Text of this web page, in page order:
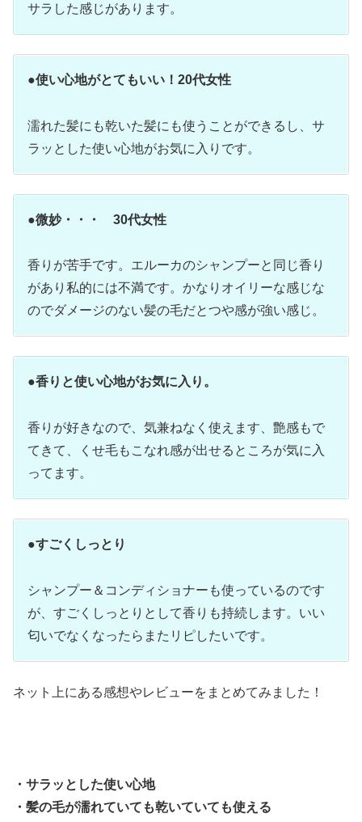
サラした感じがあります。
●使い心地がとてもいい！20代女性
濡れた髪にも乾いた髪にも使うことができるし、サ
ラッとした使い心地がお気に入りです。
●微妙・・・ 30代女性
香りが苦手です。エルーカのシャンプーと同じ香り
があり私的には不満です。かなりオイリーな感じな
のでダメージのない髪の毛だとつや感が強い感じ。
●香りと使い心地がお気に入り。
香りが好きなので、気兼ねなく使えます、艶感もで
てきて、くせ毛もこなれ感が出せるところが気に入
ってます。
●すごくしっとり
シャンプー＆コンディショナーも使っているのです
が、すごくしっとりとして香りも持続します。いい
匂いでなくなったらまたリピしたいです。
ネット上にある感想やレビューをまとめてみました！
・サラッとした使い心地
・髪の毛が濡れていても乾いていても使える